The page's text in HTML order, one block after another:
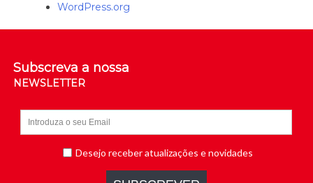
WordPress.org
Subscreva a nossa
NEWSLETTER